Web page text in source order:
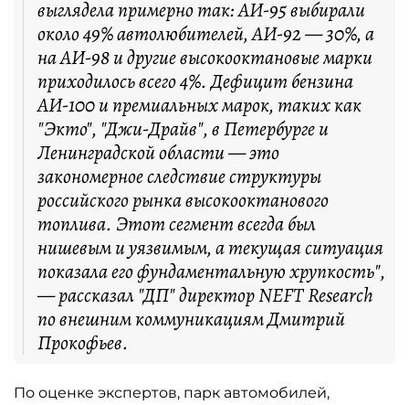
выглядела примерно так: АИ-95 выбирали
около 49% автолюбителей, АИ-92 — 30%, а
на АИ-98 и другие высокооктановые марки
приходилось всего 4%. Дефицит бензина
АИ-100 и премиальных марок, таких как
"Экто", "Джи-Драйв", в Петербурге и
Ленинградской области — это
закономерное следствие структуры
российского рынка высокооктанового
топлива. Этот сегмент всегда был
нишевым и уязвимым, а текущая ситуация
показала его фундаментальную хрупкость",
— рассказал "ДП" директор NEFT Research
по внешним коммуникациям Дмитрий
Прокофьев.
По оценке экспертов, парк автомобилей,